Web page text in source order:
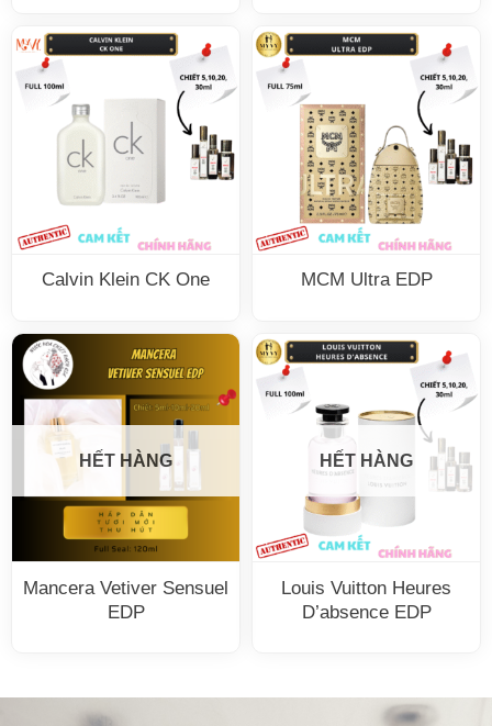
Calvin Klein CK One MCM Ultra EDP
HẾT HÀNG
Mancera Vetiver Sensuel
EDP
HẾT HÀNG
Louis Vuitton Heures
D’absence EDP